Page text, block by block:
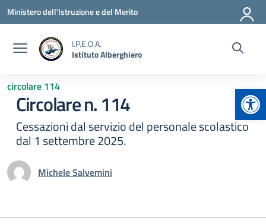
Vai ai contenuti
Vai al menu di navigazione
Vai al footer
Ministero dell'Istruzione e del Merito
I.P.E.O.A.
Istituto Alberghiero
circolare 114
Circolare n. 114
Cessazioni dal servizio del personale scolastico
dal 1 settembre 2025.
Michele Salvemini